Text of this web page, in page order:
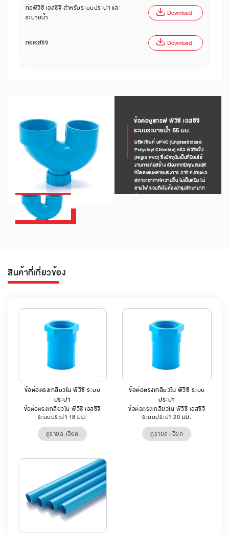
ท่อพีวีซี เอสซีจี สำหรับระบบประปา และ
ระบายน้ำ
Download
ท่อเอสซีจี Download
ข้อต่อยูแทรฟ พีวีซี เอสซีจี
ระบบระบายน้ำ 55 มม.
ผลิตภัณฑ์ uPVC (Unplasticized
Polyvinyl Chloride) หรือ พีวีซีแข็ง
(Rigid PVC) ซึ่งปัจจุบันเป็นที่นิยมใช้
งานการก่อสร้าง เนื่องจากมีคุณสมบัติ
ที่โดดเด่นหลายประการ อาทิ คงทนต่อ
สภาวะอากาศความชื้น ไม่เป็นสนิม ไม่
ลามไฟ รวมถึงไม่ต้องบำรุงรักษามาก
นัก
สินค้าที่เกี่ยวข้อง
ข้อต่อตรงเกลียวใน พีวีซี ระบบ
ประปา
ข้อต่อตรงเกลียวใน พีวีซี เอสซีจี
ระบบประปา 18 มม.
ดูรายละเอียด
ข้อต่อตรงเกลียวใน พีวีซี ระบบ
ประปา
ข้อต่อตรงเกลียวใน พีวีซี เอสซีจี
ระบบประปา 20 มม.
ดูรายละเอียด